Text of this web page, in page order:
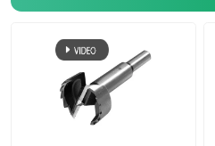
Путешествие фабрики